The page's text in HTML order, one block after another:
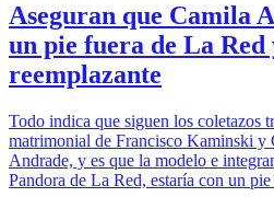
Aseguran que Camila
un pie fuera de La Red
reemplazante
Todo indica que siguen los coletazos
matrimonial de Francisco Kaminski y
Andrade, y es que la modelo e
Pandora de La Red, estaría con un pie